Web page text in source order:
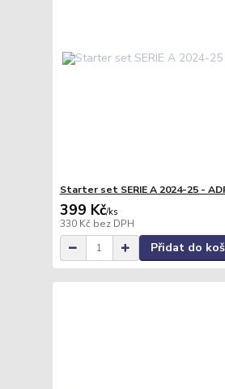
Starter set SERIE A 2024-25 -
399 Kč/ks
330 Kč bez DPH
Přidat do